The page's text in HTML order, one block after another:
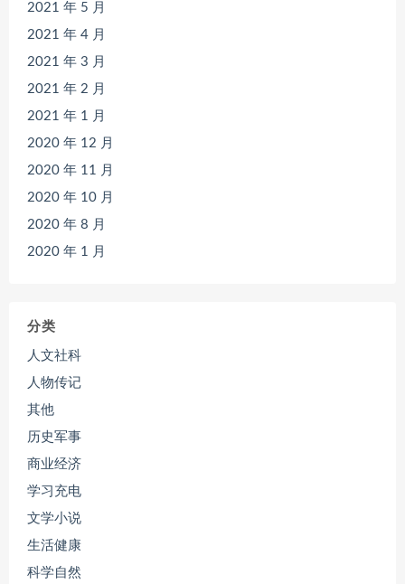
2021 年 5 月
2021 年 4 月
2021 年 3 月
2021 年 2 月
2021 年 1 月
2020 年 12 月
2020 年 11 月
2020 年 10 月
2020 年 8 月
2020 年 1 月
分类
人文社科
人物传记
其他
历史军事
商业经济
学习充电
文学小说
生活健康
科学自然